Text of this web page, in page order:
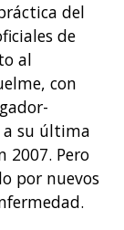
del
de
al
con
su última
2007. Pero
por nuevos